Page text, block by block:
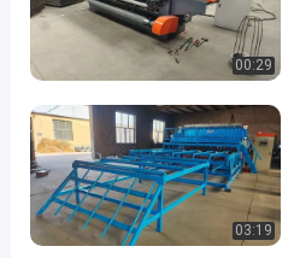
00:29
03:19